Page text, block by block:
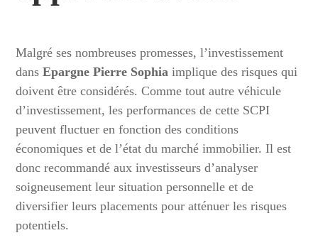
Malgré ses nombreuses promesses, l’investissement
dansEpargne Pierre Sophia implique des risques qui
doivent être considérés. Comme tout autre véhicule
d’investissement, les performances de cette SCPI
peuvent fluctuer en fonction des conditions
économiques et de l’état du marché immobilier. Il est
donc recommandé aux investisseurs d’analyser
soigneusement leur situation personnelle et de
diversifier leurs placements pour atténuer les risques
potentiels.